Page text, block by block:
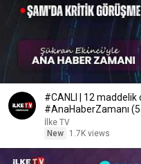
#CANLI | 12
#AnaHaberZamanı
İlke TV
New
1.7K views